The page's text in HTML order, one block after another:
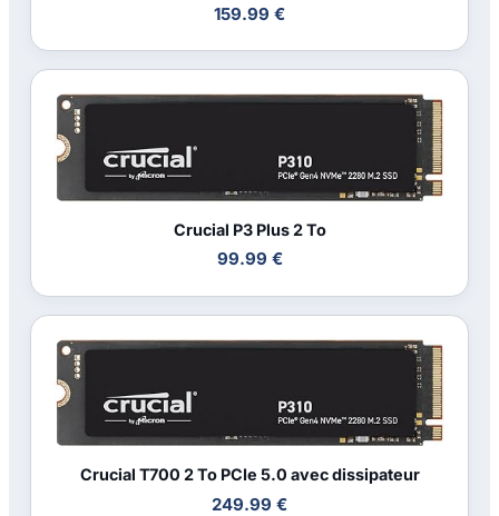
159.99 €
Crucial P3 Plus 2 To
99.99 €
Crucial T700 2 To PCIe 5.0 avec dissipateur
249.99 €